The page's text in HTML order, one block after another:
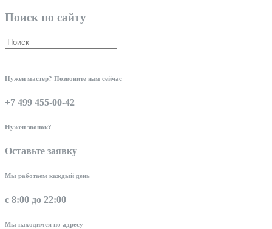
Поиск по сайту
Нужен мастер? Позвоните нам сейчас
+7 499 455-00-42
Нужен звонок?
Оставьте заявку
Мы работаем каждый день
с 8:00 до 22:00
Мы находимся по адресу